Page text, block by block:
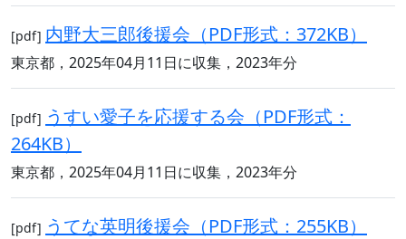
[pdf] 内野大三郎後援会（PDF形式：372KB）
東京都，2025年04月11日に収集，2023年分
[pdf] うすい愛子を応援する会（PDF形式：
264KB）
東京都，2025年04月11日に収集，2023年分
[pdf] うてな英明後援会（PDF形式：255KB）